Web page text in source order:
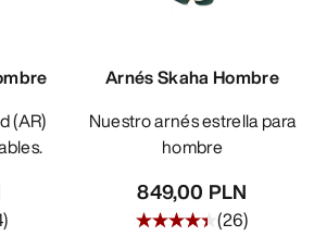
)
Arnés Skaha Hombre
Nuestro arnés estrella para
hombre
849,00 PLN
(26)